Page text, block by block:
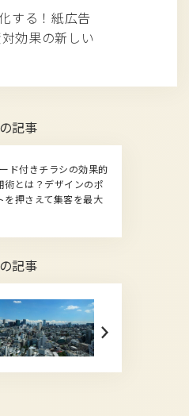
する！紙広告
効果の新しい
記事
ド付きチラシの効果的
術とは？デザインのポ
を押さえて集客を最大
記事